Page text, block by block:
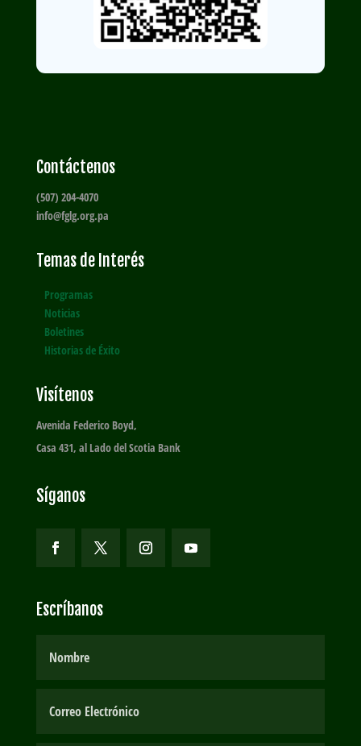
Contáctenos
(507) 204-4070
info@fglg.org.pa
Temas de Interés
Programas
Noticias
Boletines
Historias de Éxito
Visítenos
Avenida Federico Boyd,
Casa 431, al Lado del Scotia Bank
Síganos
Escríbanos